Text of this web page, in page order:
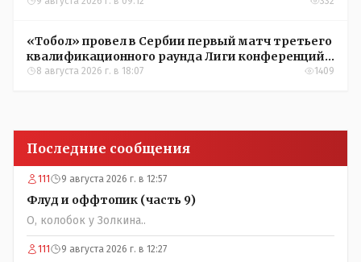
«Тобол» провел в Сербии первый матч третьего
квалификационного раунда Лиги конференций
УЕФА
8 августа 2026 г. в 18:07 1409
Последние сообщения
111 9 августа 2026 г. в 12:57
Флуд и оффтопик (часть 9)
О, колобок у Золкина..
111 9 августа 2026 г. в 12:27